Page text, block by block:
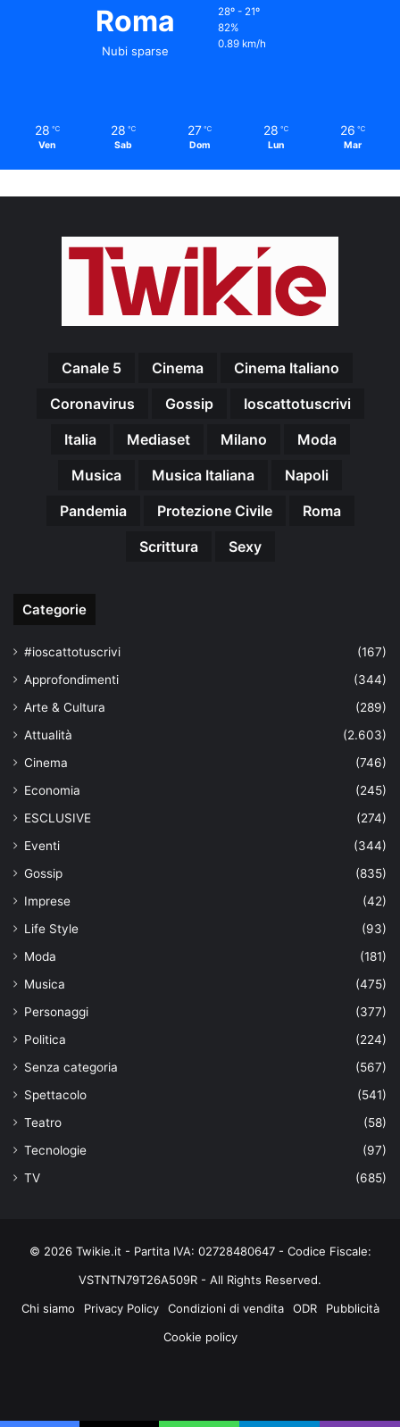
Roma
Nubi sparse
28º - 21º
82%
0.89 km/h
28 ℃
Ven
28 ℃
Sab
27 ℃
Dom
28 ℃
Lun
26 ℃
Mar
Canale 5 Cinema
Cinema Italiano
Coronavirus
Gossip
Ioscattotuscrivi
Italia
Mediaset Milano
Moda
Musica
Musica Italiana
Napoli
Pandemia
Protezione Civile
Roma
Scrittura
Sexy
Categorie
#ioscattotuscrivi
(167)
Approfondimenti
(344)
Arte & Cultura
(289)
Attualità
(2.603)
Cinema
(746)
Economia
(245)
ESCLUSIVE
(274)
Eventi
(344)
Gossip
(835)
Imprese
(42)
Life Style
(93)
Moda
(181)
Musica
(475)
Personaggi
(377)
Politica
(224)
Senza categoria
(567)
Spettacolo
(541)
Teatro
(58)
Tecnologie
(97)
TV
(685)
© 2026 Twikie.it - Partita IVA: 02728480647 - Codice Fiscale:
VSTNTN79T26A509R - All Rights Reserved.
Chi siamo
Privacy Policy Condizioni di vendita ODR
Pubblicità
Cookie policy